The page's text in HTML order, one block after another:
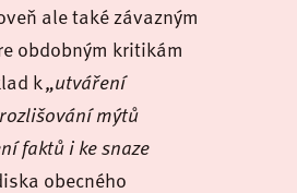
ale také závazným
obdobným kritikám
k„utváření
mýtů
faktů i ke snaze
obecného